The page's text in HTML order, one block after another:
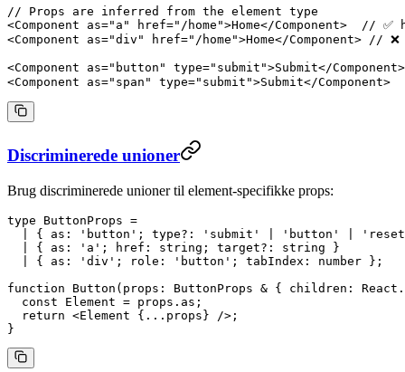
// Props are inferred from the element type
<Component as="a" href="/home">Home</Component> // ✅
<Component as="div" href="/home">Home</Component> // ❌
<Component as="button" type="submit">Submit</Component
<Component as="span" type="submit">Submit</Component
Discriminerede unioner
Brug discriminerede unioner til element-specifikke props:
type ButtonProps =
{ as : 'button' ; type?: 'submit' 'button'
{ as : 'a' ; href : string ; target?: string }
{ as : 'div' ; role : 'button' ; tabIndex : number };
function Button ( props : ButtonProps & { children : React .
  const
Element = props.as;
  return
<Element { ... props} />;
}